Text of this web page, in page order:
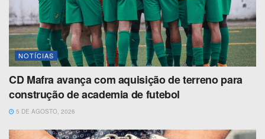
NOTÍCIAS
CD Mafra avança com aquisição de terreno para
construção de academia de futebol
5 DE AGOSTO, 2026